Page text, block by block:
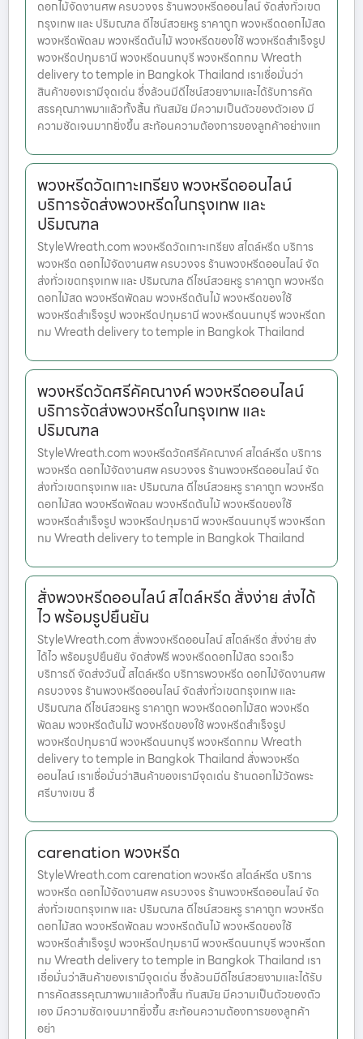
ดอกไม้จัดงานศพ ครบวงจร ร้านพวงหรีดออนไลน์ จัดส่งทั่วเขต
กรุงเทพ และ ปริมณฑล ดีไซน์สวยหรู ราคาถูก พวงหรีดดอกไม้สด
พวงหรีดพัดลม พวงหรีดต้นไม้ พวงหรีดของใช้ พวงหรีดสำเร็จรูป
พวงหรีดปทุมธานี พวงหรีดนนทบุรี พวงหรีดกทม Wreath
delivery to temple in Bangkok Thailand เราเชื่อมั่นว่า
สินค้าของเรามีจุดเด่น ซึ่งล้วนมีดีไซน์สวยงามและได้รับการคัด
สรรคุณภาพมาแล้วทั้งสิ้น ทันสมัย มีความเป็นตัวของตัวเอง มี
ความชัดเจนมากยิ่งขึ้น สะท้อนความต้องการของลูกค้าอย่างแท
พวงหรีดวัดเกาะเกรียง พวงหรีดออนไลน์
บริการจัดส่งพวงหรีดในกรุงเทพ และ
ปริมณฑล
StyleWreath.com พวงหรีดวัดเกาะเกรียง สไตล์หรีด บริการ
พวงหรีด ดอกไม้จัดงานศพ ครบวงจร ร้านพวงหรีดออนไลน์ จัด
ส่งทั่วเขตกรุงเทพ และ ปริมณฑล ดีไซน์สวยหรู ราคาถูก พวงหรีด
ดอกไม้สด พวงหรีดพัดลม พวงหรีดต้นไม้ พวงหรีดของใช้
พวงหรีดสำเร็จรูป พวงหรีดปทุมธานี พวงหรีดนนทบุรี พวงหรีดก
ทม Wreath delivery to temple in Bangkok Thailand
พวงหรีดวัดศรีคัคณางค์ พวงหรีดออนไลน์
บริการจัดส่งพวงหรีดในกรุงเทพ และ
ปริมณฑล
StyleWreath.com พวงหรีดวัดศรีคัคณางค์ สไตล์หรีด บริการ
พวงหรีด ดอกไม้จัดงานศพ ครบวงจร ร้านพวงหรีดออนไลน์ จัด
ส่งทั่วเขตกรุงเทพ และ ปริมณฑล ดีไซน์สวยหรู ราคาถูก พวงหรีด
ดอกไม้สด พวงหรีดพัดลม พวงหรีดต้นไม้ พวงหรีดของใช้
พวงหรีดสำเร็จรูป พวงหรีดปทุมธานี พวงหรีดนนทบุรี พวงหรีดก
ทม Wreath delivery to temple in Bangkok Thailand
สั่งพวงหรีดออนไลน์ สไตล์หรีด สั่งง่าย ส่งได้
ไว พร้อมรูปยืนยัน
StyleWreath.com สั่งพวงหรีดออนไลน์ สไตล์หรีด สั่งง่าย ส่ง
ได้ไว พร้อมรูปยืนยัน จัดส่งฟรี พวงหรีดดอกไม้สด รวดเร็ว
บริการดี จัดส่งวันนี้ สไตล์หรีด บริการพวงหรีด ดอกไม้จัดงานศพ
ครบวงจร ร้านพวงหรีดออนไลน์ จัดส่งทั่วเขตกรุงเทพ และ
ปริมณฑล ดีไซน์สวยหรู ราคาถูก พวงหรีดดอกไม้สด พวงหรีด
พัดลม พวงหรีดต้นไม้ พวงหรีดของใช้ พวงหรีดสำเร็จรูป
พวงหรีดปทุมธานี พวงหรีดนนทบุรี พวงหรีดกทม Wreath
delivery to temple in Bangkok Thailand สั่งพวงหรีด
ออนไลน์ เราเชื่อมั่นว่าสินค้าของเรามีจุดเด่น ร้านดอกไม้วัดพระ
ศรีบางเขน ซึ
carenation พวงหรีด
StyleWreath.com carenation พวงหรีด สไตล์หรีด บริการ
พวงหรีด ดอกไม้จัดงานศพ ครบวงจร ร้านพวงหรีดออนไลน์ จัด
ส่งทั่วเขตกรุงเทพ และ ปริมณฑล ดีไซน์สวยหรู ราคาถูก พวงหรีด
ดอกไม้สด พวงหรีดพัดลม พวงหรีดต้นไม้ พวงหรีดของใช้
พวงหรีดสำเร็จรูป พวงหรีดปทุมธานี พวงหรีดนนทบุรี พวงหรีดก
ทม Wreath delivery to temple in Bangkok Thailand เรา
เชื่อมั่นว่าสินค้าของเรามีจุดเด่น ซึ่งล้วนมีดีไซน์สวยงามและได้รับ
การคัดสรรคุณภาพมาแล้วทั้งสิ้น ทันสมัย มีความเป็นตัวของตัว
เอง มีความชัดเจนมากยิ่งขึ้น สะท้อนความต้องการของลูกค้า
อย่า